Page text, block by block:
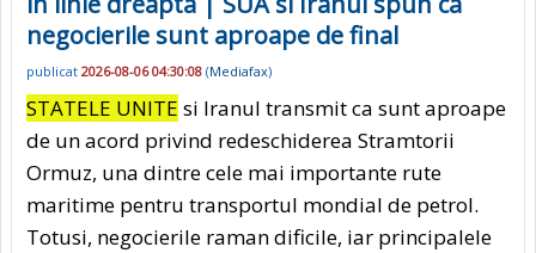
negocierile sunt aproape de final
publicat 2026-08-06 04:30:08 (Mediafax)
STATELE UNITE si Iranul transmit ca sunt aproape
de un acord privind redeschiderea Stramtorii
Ormuz, una dintre cele mai importante rute
maritime pentru transportul mondial de petrol.
Totusi, negocierile raman dificile, iar principalele